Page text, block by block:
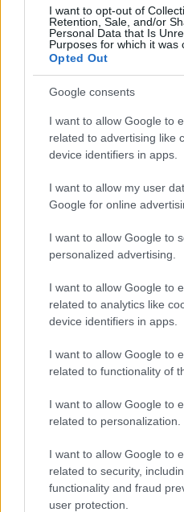
I want to opt-out of
Retention, Sale, and/or
Personal Data that Is
Purposes for which it was
Opted Out
Google consents
I want to allow Google to
related to advertising like
device identifiers in apps.
I want to allow my user
Google for online
I want to allow Google to
personalized advertising.
I want to allow Google to
related to analytics like
device identifiers in apps.
I want to allow Google to
related to functionality of
I want to allow Google to
related to personalization.
I want to allow Google to
related to security,
functionality and fraud
user protection.
Camilla Fiore · 7 Ago 2026
PEOPLE
Hiroshima e Nagasaki
Beatrice Bonaventura · 6 Ago 2026